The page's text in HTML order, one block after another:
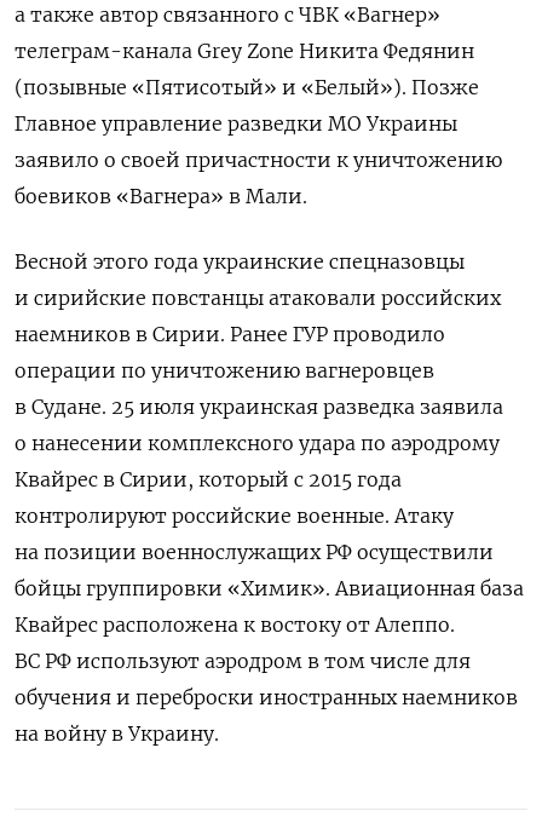
а также автор связанного с ЧВК «Вагнер»
телеграм-канала Grey Zone Никита Федянин
(позывные «Пятисотый» и «Белый»). Позже
Главное управление разведки МО Украины
заявило о своей причастности к уничтожению
боевиков «Вагнера» в Мали.
Весной этого года украинские спецназовцы
и сирийские повстанцы атаковали российских
наемников в Сирии. Ранее ГУР проводило
операции по уничтожению вагнеровцев
в Судане. 25 июля украинская разведка заявила
о нанесении комплексного удара по аэродрому
Квайрес в Сирии, который с 2015 года
контролируют российские военные. Атаку
на позиции военнослужащих РФ осуществили
бойцы группировки «Химик». Авиационная база
Квайрес расположена к востоку от Алеппо.
ВС РФ используют аэродром в том числе для
обучения и переброски иностранных наемников
на войну в Украину.